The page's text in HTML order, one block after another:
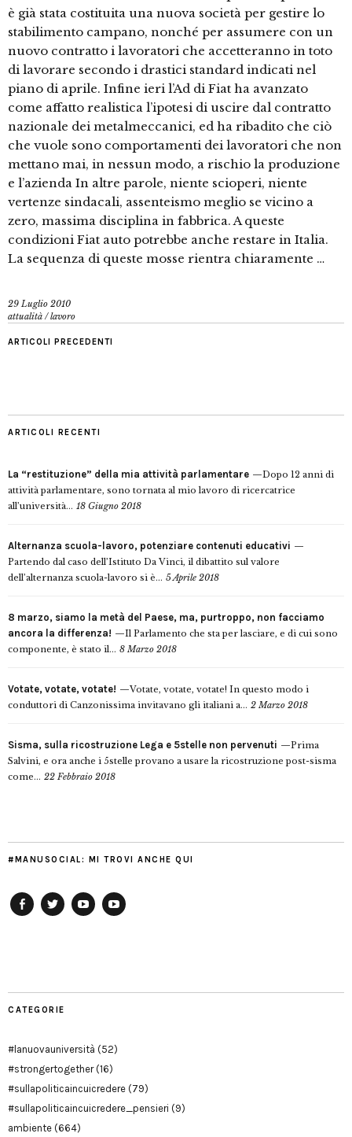
è già stata costituita una nuova società per gestire lo
stabilimento campano, nonché per assumere con un
nuovo contratto i lavoratori che accetteranno in toto
di lavorare secondo i drastici standard indicati nel
piano di aprile. Infine ieri l’Ad di Fiat ha avanzato
come affatto realistica l’ipotesi di uscire dal contratto
nazionale dei metalmeccanici, ed ha ribadito che ciò
che vuole sono comportamenti dei lavoratori che non
mettano mai, in nessun modo, a rischio la produzione
e l’azienda In altre parole, niente scioperi, niente
vertenze sindacali, assenteismo meglio se vicino a
zero, massima disciplina in fabbrica. A queste
condizioni Fiat auto potrebbe anche restare in Italia.
La sequenza di queste mosse rientra chiaramente …
29 Luglio 2010
attualità /lavoro
ARTICOLI PRECEDENTI
ARTICOLI RECENTI
La “restituzione” della mia attività parlamentare
Dopo 12 anni di
attività parlamentare, sono tornata al mio lavoro di ricercatrice
all’università... 18 Giugno 2018
Alternanza scuola-lavoro, potenziare contenuti educativi
Partendo dal caso dell’Istituto Da Vinci, il dibattito sul valore
dell’alternanza scuola-lavoro si è... 5 Aprile 2018
8 marzo, siamo la metà del Paese, ma, purtroppo, non facciamo
ancora la differenza!
Il Parlamento che sta per lasciare, e di cui sono
componente, è stato il... 8 Marzo 2018
Votate, votate, votate!
Votate, votate, votate! In questo modo i
conduttori di Canzonissima invitavano gli italiani a... 2 Marzo 2018
Sisma, sulla ricostruzione Lega e 5stelle non pervenuti
Prima
Salvini, e ora anche i 5stelle provano a usare la ricostruzione post-sisma
come... 22 Febbraio 2018
#MANUSOCIAL: MI TROVI ANCHE QUI
CATEGORIE
#lanuovauniversità (52)
#strongertogether(16)
#sullapoliticaincuicredere (79)
#sullapoliticaincuicredere_pensieri (9)
ambiente (664)